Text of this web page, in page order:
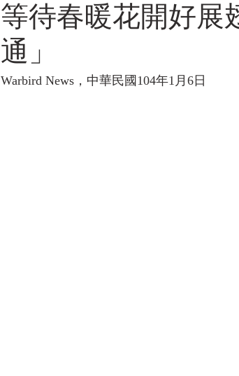
等待春暖花開好展
通」
Warbird News，中華民國104年1月6日